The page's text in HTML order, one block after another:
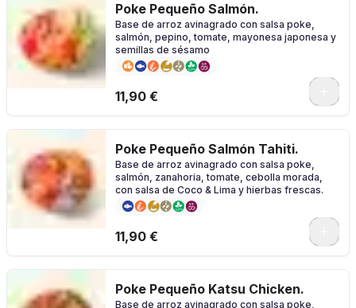
Poke Pequeño Salmón.
Base de arroz avinagrado con salsa poke,
salmón, pepino, tomate, mayonesa japonesa y
semillas de sésamo
11,90 €
Poke Pequeño Salmón Tahiti.
Base de arroz avinagrado con salsa poke,
salmón, zanahoria, tomate, cebolla morada,
con salsa de Coco & Lima y hierbas frescas.
11,90 €
Poke Pequeño Katsu Chicken.
Base de arroz avinagrado con salsa poke,